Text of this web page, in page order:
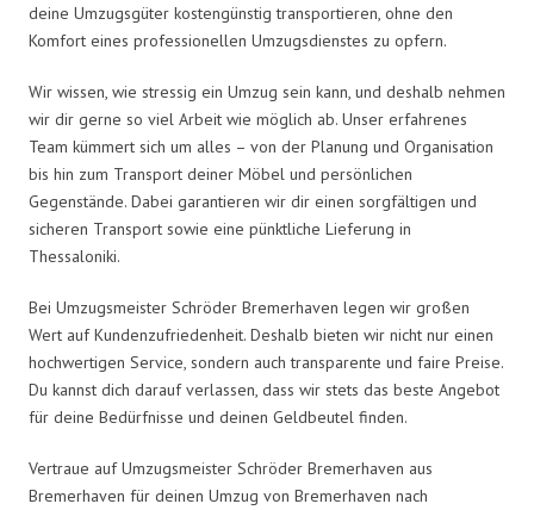
deine Umzugsgüter kostengünstig transportieren, ohne den
Komfort eines professionellen Umzugsdienstes zu opfern.
Wir wissen, wie stressig ein Umzug sein kann, und deshalb nehmen
wir dir gerne so viel Arbeit wie möglich ab. Unser erfahrenes
Team kümmert sich um alles – von der Planung und Organisation
bis hin zum Transport deiner Möbel und persönlichen
Gegenstände. Dabei garantieren wir dir einen sorgfältigen und
sicheren Transport sowie eine pünktliche Lieferung in
Thessaloniki.
Bei Umzugsmeister Schröder Bremerhaven legen wir großen
Wert auf Kundenzufriedenheit. Deshalb bieten wir nicht nur einen
hochwertigen Service, sondern auch transparente und faire Preise.
Du kannst dich darauf verlassen, dass wir stets das beste Angebot
für deine Bedürfnisse und deinen Geldbeutel finden.
Vertraue auf Umzugsmeister Schröder Bremerhaven aus
Bremerhaven für deinen Umzug von Bremerhaven nach